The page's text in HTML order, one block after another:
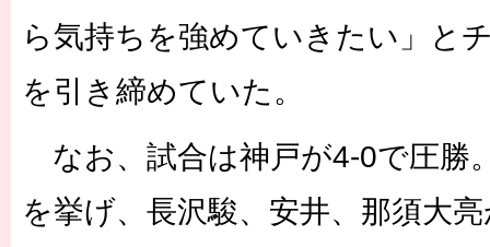
ら気持ちを強めていきたい」と
を引き締めていた。
なお、試合は神戸が4-0で圧勝
を挙げ、長沢駿、安井、那須大